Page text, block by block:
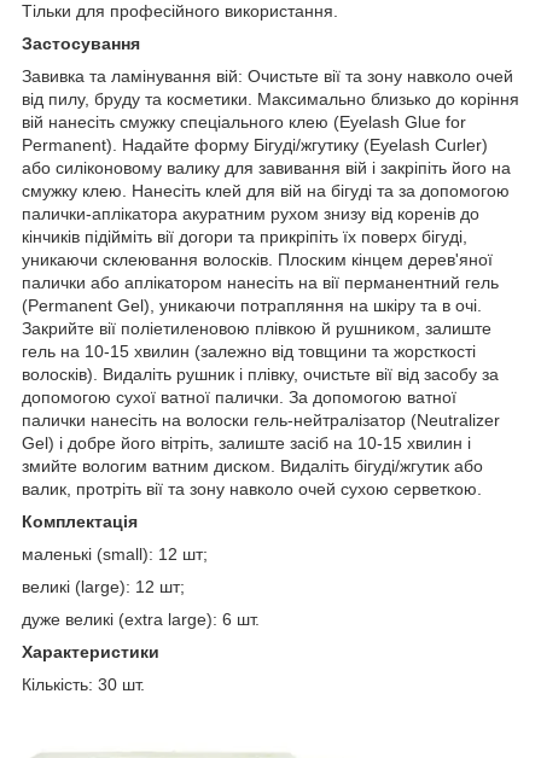
Тільки для професійного використання.
Застосування
Завивка та ламінування вій: Очистьте вії та зону навколо очей
від пилу, бруду та косметики. Максимально близько до коріння
вій нанесіть смужку спеціального клею (Eyelash Glue for
Permanent). Надайте форму Бігуді/жгутику (Eyelash Curler)
або силіконовому валику для завивання вій і закріпіть його на
смужку клею. Нанесіть клей для вій на бігуді та за допомогою
палички-аплікатора акуратним рухом знизу від коренів до
кінчиків підійміть вії догори та прикріпіть їх поверх бігуді,
уникаючи склеювання волосків. Плоским кінцем дерев'яної
палички або аплікатором нанесіть на вії перманентний гель
(Permanent Gel), уникаючи потрапляння на шкіру та в очі.
Закрийте вії поліетиленовою плівкою й рушником, залиште
гель на 10-15 хвилин (залежно від товщини та жорсткості
волосків). Видаліть рушник і плівку, очистьте вії від засобу за
допомогою сухої ватної палички. За допомогою ватної
палички нанесіть на волоски гель-нейтралізатор (Neutralizer
Gel) і добре його вітріть, залиште засіб на 10-15 хвилин і
змийте вологим ватним диском. Видаліть бігуді/жгутик або
валик, протріть вії та зону навколо очей сухою серветкою.
Комплектація
маленькі (small): 12 шт;
великі (large): 12 шт;
дуже великі (extra large): 6 шт.
Характеристики
Кількість: 30 шт.